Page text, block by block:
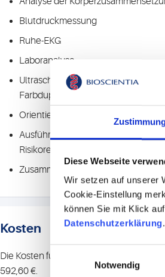
Diese Webseite
Wir setzen auf unserer
Cookie-Einstellung
können Sie mit Klick
Datenschutzerklärung.
Notwendig
Blutdruckmessung
Ruhe-EKG
Laboranalyse
Ultraschalluntersuchung von
Farbduplex)
Orientierende
Ausführliches Abschlussgespräch
Risikorechner und Beratung zu
Zusammenfassender Befundbericht
Kosten
Die Kosten für diese umfassenden
592,60 €.